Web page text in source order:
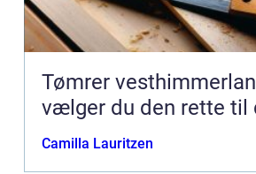
Tømrer vesthimmerland
vælger du den rette til
Camilla Lauritzen